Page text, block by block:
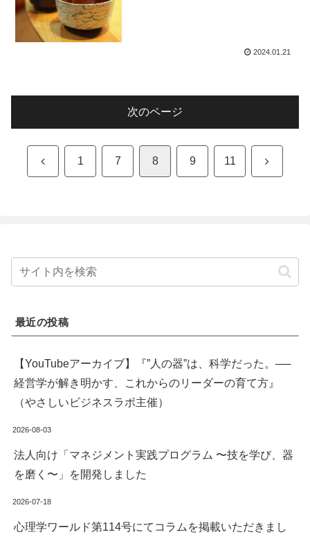
2024.01.21
次のページ
前 1 7 8 9 11 次
最近の投稿
【YouTubeアーカイブ】『”人の器”は、科学だった。──
経営学が解き明かす、これからのリーダーの育て方』
（やさしいビジネスラボ主催）
2026-08-03
法人向け「マネジメント実践プログラム 〜技を学び、器
を磨く〜」を開発しました
2026-07-18
心理学ワールド第114号にてコラムを掲載いただきまし